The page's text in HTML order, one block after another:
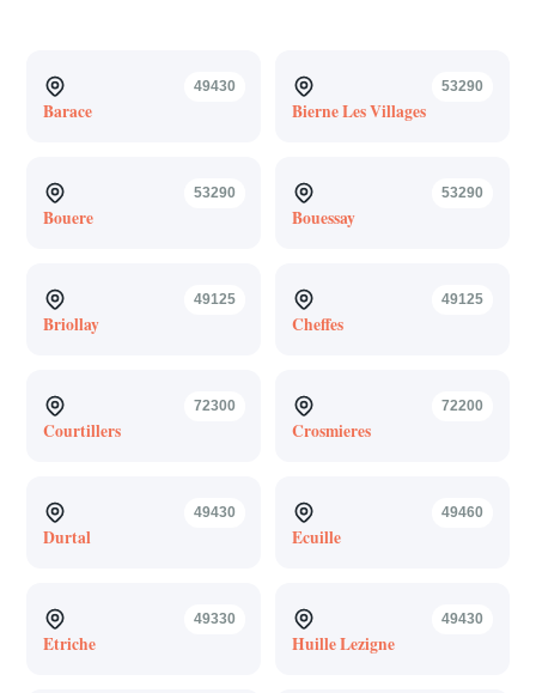
49430
Barace
53290
Bierne Les Villages
53290
Bouere
53290
Bouessay
49125
Briollay
49125
Cheffes
72300
Courtillers
72200
Crosmieres
49430
Durtal
49460
Ecuille
49330
Etriche
49430
Huille Lezigne